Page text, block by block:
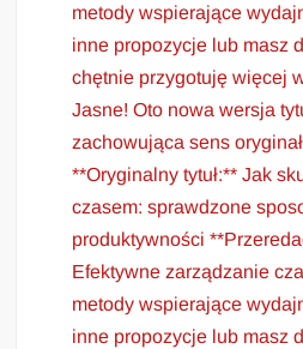
metody wspierające
inne propozycje lub masz
chętnie przygotuję więcej
Jasne! Oto nowa wersja
zachowująca sens
**Oryginalny tytuł:** Jak
czasem: sprawdzone
produktywności
Efektywne zarządzanie
metody wspierające
inne propozycje lub masz